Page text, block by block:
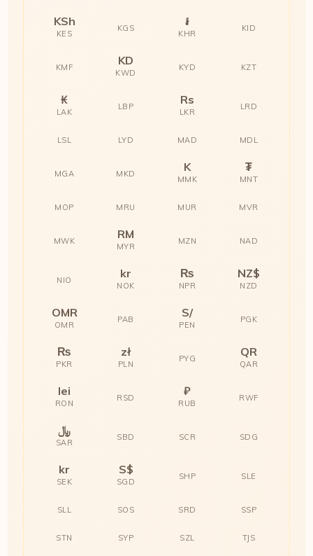
KSh
KES
KGS ៛
KHR
KID
KMF KD
KWD
KYD KZT
₭
LAK
LBP Rs
LKR
LRD
LSL LYD MAD MDL
MGA MKD K
MMK
₮
MNT
MOP MRU MUR MVR
MWK RM
MYR
MZN NAD
NIO kr
NOK
₨
NPR
NZ$
NZD
OMR
OMR
PAB S/
PEN
PGK
₨
PKR
zł
PLN
PYG QR
QAR
lei
RON
RSD ₽
RUB
RWF
﷼
SAR
SBD SCR SDG
kr
SEK
S$
SGD
SHP SLE
SLL SOS SRD SSP
STN SYP SZL TJS